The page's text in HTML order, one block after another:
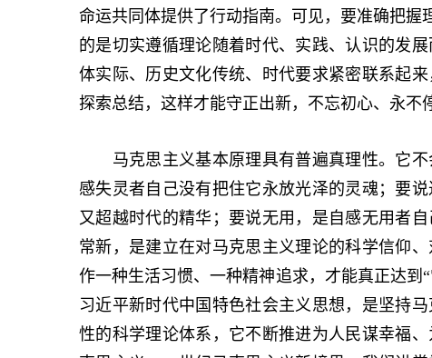
命运共同体提供了行动指南。可见，要准确把握
的是切实遵循理论随着时代、实践、认识的发
体实际、历史文化传统、时代要求紧密联系起
探索总结，这样才能守正出新，不忘初心、永不
马克思主义基本原理具有普遍真理性。它不
感失灵者自己没有把住它永放光泽的灵魂；要
又超越时代的精华；要说无用，是自感无用者
常新，是建立在对马克思主义理论的科学信仰
作一种生活习惯、一种精神追求，才能真正达到
习近平新时代中国特色社会主义思想，是坚持
性的科学理论体系，它不断推进为人民谋幸福